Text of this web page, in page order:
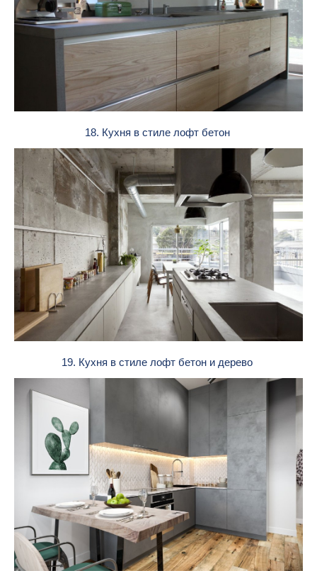
18. Кухня в стиле лофт бетон
19. Кухня в стиле лофт бетон и дерево